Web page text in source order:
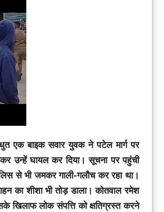
एक बाइक सवार युवक ने पटेल मार्ग पर
उन्हें घायल कर दिया। सूचना पर पहुंची
से भी जमकर गाली-गलौच कर रहा था।
का शीशा भी तोड़ डाला। कोतवाल रमेश
खिलाफ लोक संपत्ति को क्षतिग्रस्त करने